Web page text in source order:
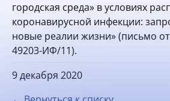
городская среда» в условиях
коронавирусной инфекции:
новые реалии жизни» (письмо
49203-ИФ/11).
9 декабря 2020